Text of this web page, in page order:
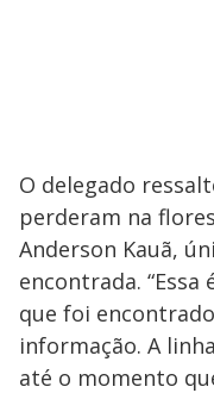
O delegado
perderam na
Anderson Kauã,
encontrada.
que foi
informação. A
até o momento